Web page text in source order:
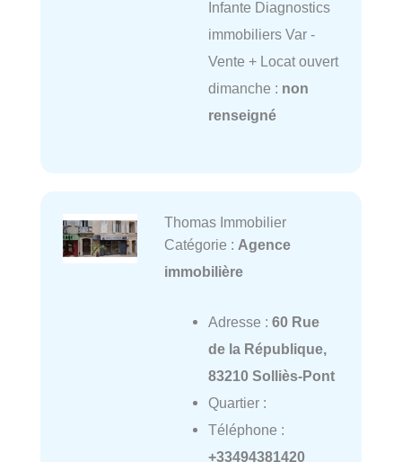
Infante Diagnostics
immobiliers Var -
Vente + Locat ouvert
dimanche : non
renseigné
Thomas Immobilier
Catégorie : Agence
immobilière
Adresse : 60 Rue
de la République,
83210 Solliès-Pont
Quartier :
Téléphone :
+33494381420